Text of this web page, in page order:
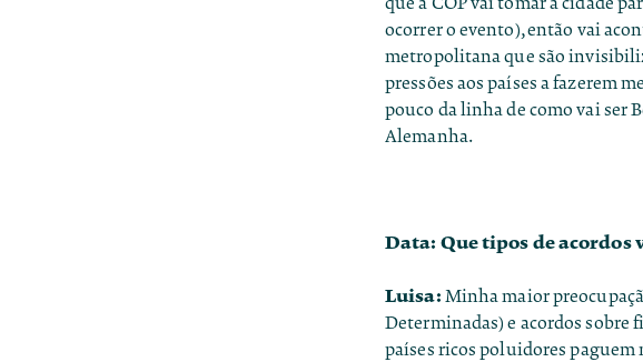
ocorrer o evento), então vai
metropolitana que são
pressões aos países a fazerem
pouco da linha de como vai ser
Alemanha.
Data: Que tipos de acordos
Luisa: Minha maior
Determinadas) e acordos sobre
países ricos poluidores paguem